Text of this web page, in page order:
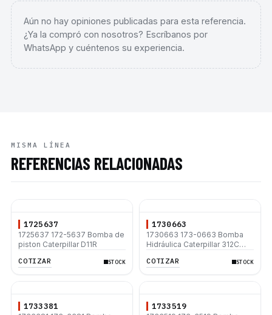
Aún no hay opiniones publicadas para esta referencia.
¿Ya la compró con nosotros? Escríbanos por
WhatsApp y cuéntenos su experiencia.
MISMA LÍNEA
REFERENCIAS RELACIONADAS
1725637
1725637 172-5637 Bomba de
piston Caterpillar D11R
COTIZAR
STOCK
1730663
1730663 173-0663 Bomba
Hidráulica Caterpillar 312C
COTIZAR STOCK
1733381 1733519